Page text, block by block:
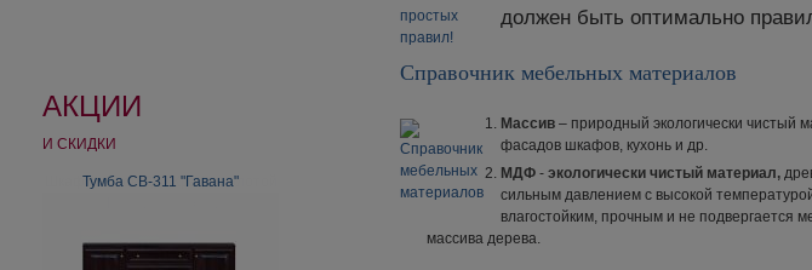
АКЦИИ
И СКИДКИ
Тумба СВ-311 "Гавана"
Шкаф Хилтон Дуб Крафт золотой
должен быть оптимально
Справочник мебельных материалов
Массив – природный экологически чистый
фасадов шкафов, кухонь и др.
МДФ - экологически чистый материал,
сильным давлением с высокой
влагостойким, прочным и не подвергается
массива дерева.